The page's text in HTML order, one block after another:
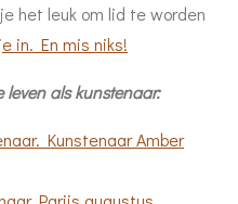
het leuk om lid te worden
in. En mis niks!
leven als kunstenaar:
Kunstenaar Amber